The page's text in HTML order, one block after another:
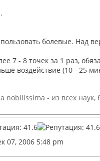
пользовать болевые.
7 - 8 точек за 1 раз,
воздействие (10 - 25
- из всех наук,
07, 2006 5:48 pm